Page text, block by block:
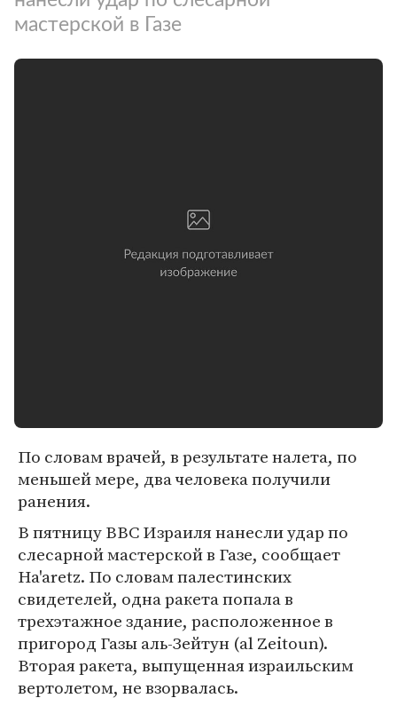
мастерской в Газе
По словам врачей, в результате налета, по
меньшей мере, два человека получили
ранения.
В пятницу ВВС Израиля нанесли удар по
слесарной мастерской в Газе, сообщает
Ha'aretz. По словам палестинских
свидетелей, одна ракета попала в
трехэтажное здание, расположенное в
пригород Газы аль-Зейтун (al Zeitoun).
Вторая ракета, выпущенная израильским
вертолетом, не взорвалась.